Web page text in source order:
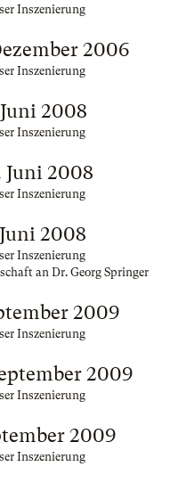
Inszenierung
2006
Inszenierung
2008
Inszenierung
2008
Inszenierung
2008
Inszenierung
an Dr. Georg Springer
2009
Inszenierung
2009
Inszenierung
2009
Inszenierung